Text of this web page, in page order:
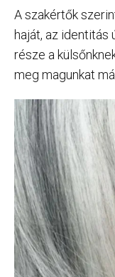
A szakértők
haját, az identitás
része a
meg magunkat